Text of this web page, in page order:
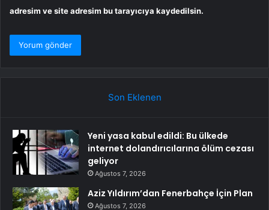
adresim ve site adresim bu tarayıcıya kaydedilsin.
Son Eklenen
Yeni yasa kabul edildi: Bu ülkede
internet dolandırıcılarına ölüm cezası
geliyor
Ağustos 7, 2026
Aziz Yıldırım’dan Fenerbahçe İçin Plan
Ağustos 7, 2026